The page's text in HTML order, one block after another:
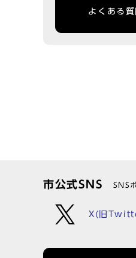
よくある
市公式SNS SNS
X(旧